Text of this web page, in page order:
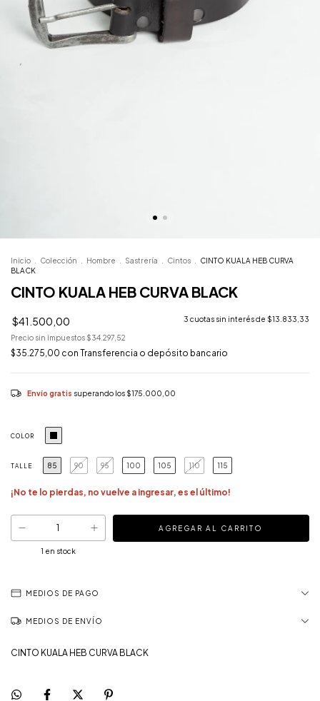
Inicio Colección Hombre Sastrería Cintos
CINTO KUALA HEB CURVA
BLACK
CINTO KUALA HEB CURVA BLACK
$41.500,00 3 cuotas sin interés de $13.833,33
Precio sin impuestos $34.297,52
$35.275,00 con Transferencia o depósito bancario
Envío gratis superando los $175.000,00
COLOR
TALLE 85 90 95 100 105 110 115
¡No te lo pierdas, no vuelve a ingresar, es el último!
1 en stock
MEDIOS DE PAGO
MEDIOS DE ENVÍO
CINTO KUALA HEB CURVA BLACK